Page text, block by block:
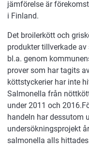
jämförelse är
i Finland.
Det broilerkött och
produkter tillverkade
bl.a. genom
prover som har tagits
köttstyckerier har inte
Salmonella från
under 2011 och
handeln har dessutom
undersökningsprojekt
salmonella alls